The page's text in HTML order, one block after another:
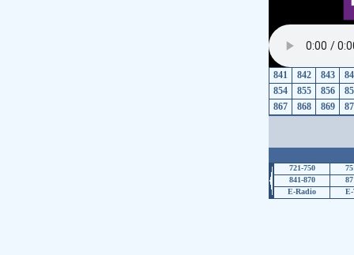
841 842 843
854
855 856
867
868 869
721-750
841-870
E-Radio